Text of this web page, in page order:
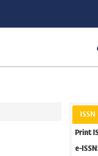
ISSN
Print
e-